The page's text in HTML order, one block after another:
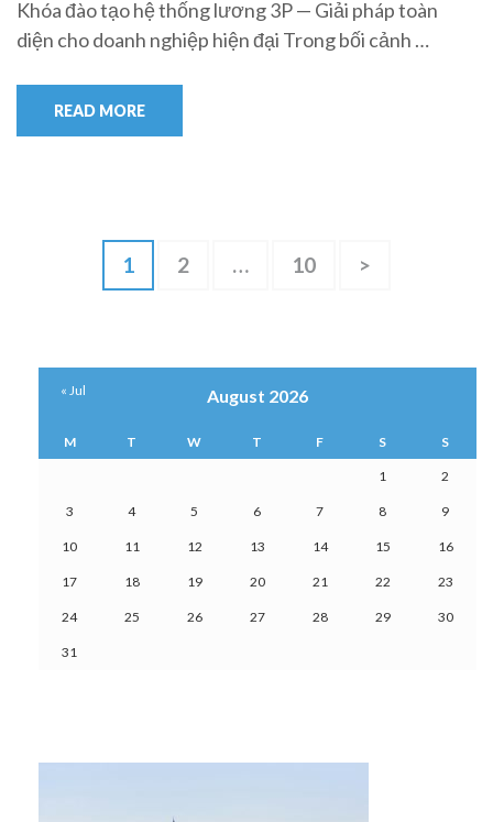
Khóa đào tạo hệ thống lương 3P — Giải pháp toàn
diện cho doanh nghiệp hiện đại Trong bối cảnh …
READ MORE
Page
1 Page
2 … Page
10 >
August 2026
M T W T F S S
1 2
3 4 5 6 7 8 9
10 11 12 13 14 15 16
17 18 19 20 21 22 23
24 25 26 27 28 29 30
31
« Jul